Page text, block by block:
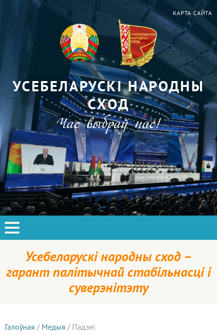
КАРТА САЙТА
УСЕБЕЛАРУСКІ НАРОДНЫ
СХОД
Час выбраў нас!
Усебеларускі народны сход –
гарант палітычнай стабільнасці і
суверэнітэту
Галоўная / Медыя / Падзеі